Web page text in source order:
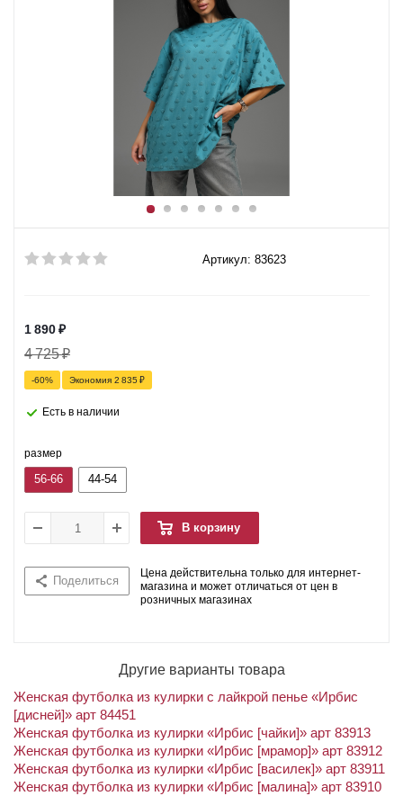
Артикул: 83623
1 890₽
4 725₽
-60% Экономия 2 835 ₽
Есть в наличии
размер
56-66 44-54
В корзину
Поделиться
Цена действительна только для интернет-
магазина и может отличаться от цен в
розничных магазинах
Другие варианты товара
Женская футболка из кулирки с лайкрой пенье «Ирбис
[дисней]» арт 84451
Женская футболка из кулирки «Ирбис [чайки]» арт 83913
Женская футболка из кулирки «Ирбис [мрамор]» арт 83912
Женская футболка из кулирки «Ирбис [василек]» арт 83911
Женская футболка из кулирки «Ирбис [малина]» арт 83910